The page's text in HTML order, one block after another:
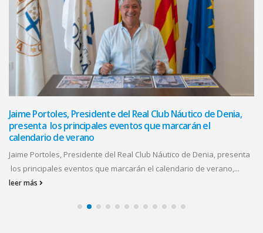
Jaime Portoles, Presidente del Real Club Náutico de Denia,
presenta los principales eventos que marcarán el
calendario de verano
Jaime Portoles, Presidente del Real Club Náutico de Denia, presenta
los principales eventos que marcarán el calendario de verano,...
leer más